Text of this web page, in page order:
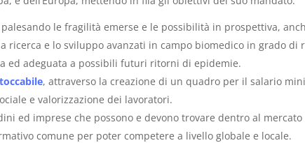
palesando le fragilità emerse e le possibilità in prospettiva,
ricerca e lo sviluppo avanzati in campo biomedico in grado
ed adeguata a possibili futuri ritorni di epidemie.
, attraverso la creazione di un quadro per il salario
e valorizzazione dei lavoratori.
ed imprese che possono e devono trovare dentro al
comune per poter competere a livello globale e locale.